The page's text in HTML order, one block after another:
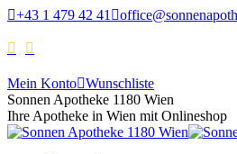
+43 1 479 42 41
Mein Konto Wunschliste
Sonnen Apotheke 1180 Wien
Ihre Apotheke in Wien mit Onlineshop